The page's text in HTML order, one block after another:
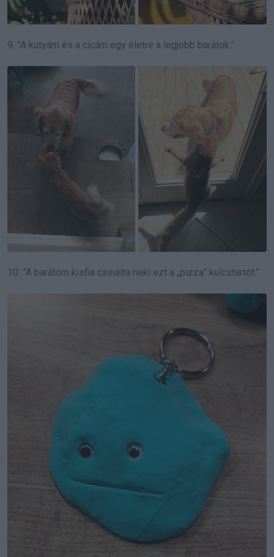
9. ”A kutyám és a cicám egy életre a legjobb barátok.”
10. ”A barátom kisfia csinálta neki ezt a „pizza” kulcstartót.”